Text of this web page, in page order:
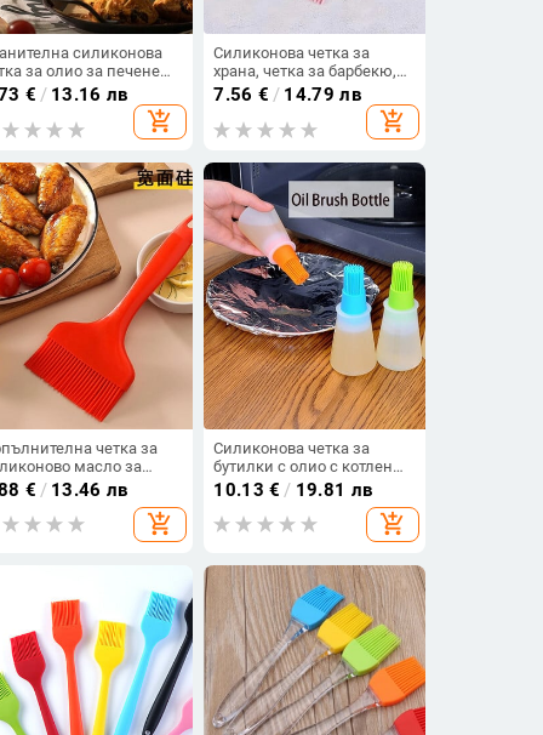
силиконова
за олио за печене
пица
Инструменти за
Направи си сам
Грил Baki Намажете
Кухненска кухненска
€ / 13.16 лв
add_shopping_cart
Силиконова четка за
храна, четка за барбекю,
четка за масло,
инструмент за четка за
печене, инструмент за
барбекю, инструмент за
печене
7.56 € / 14.79 лв
add_shopping_cart
четка за
масло за
цели с широко
Четки за хляб за
кейк Топлоустойчив
за кухненско
€ / 13.46 лв
add_shopping_cart
Силиконова четка за
бутилки с олио с котлен
камък Топлоустойчив
дизайн Подправки за сос
Четки за пържене на грил
10.13 € / 19.81 лв
add_shopping_cart